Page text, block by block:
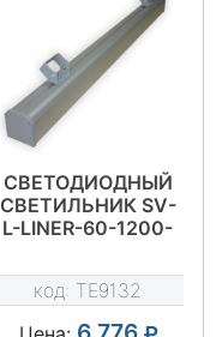
СВЕТОДИОДНЫЙ
СВЕТИЛЬНИК SV-
L-LINER-60-1200-
код: TE9132